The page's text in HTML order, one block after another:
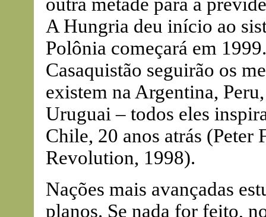
A Hungria deu início ao
Polônia começará em
Casaquistão seguirão os
existem na Argentina,
Uruguai – todos eles
Chile, 20 anos atrás
Revolution, 1998).
Nações mais avançadas
planos. Se nada for feito,